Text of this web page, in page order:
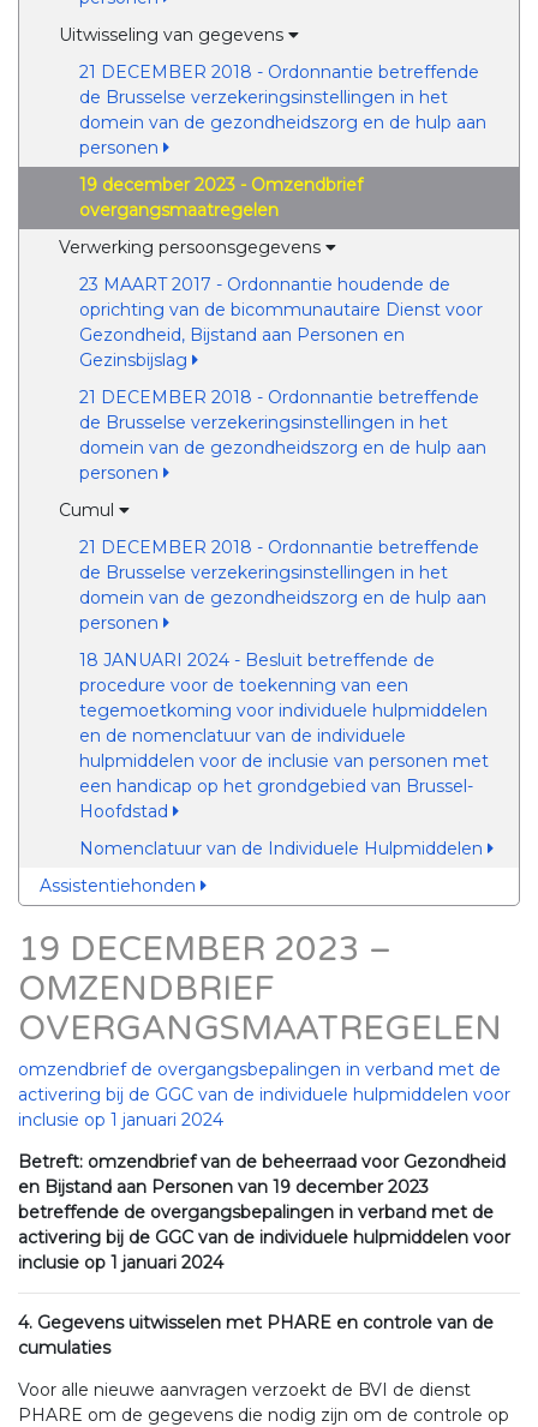
Uitwisseling van gegevens
21 DECEMBER 2018 - Ordonnantie betreffende
de Brusselse verzekeringsinstellingen in het
domein van de gezondheidszorg en de hulp aan
personen
19 december 2023 - Omzendbrief
overgangsmaatregelen
Verwerking persoonsgegevens
23 MAART 2017 - Ordonnantie houdende de
oprichting van de bicommunautaire Dienst voor
Gezondheid, Bijstand aan Personen en
Gezinsbijslag
21 DECEMBER 2018 - Ordonnantie betreffende
de Brusselse verzekeringsinstellingen in het
domein van de gezondheidszorg en de hulp aan
personen
Cumul
21 DECEMBER 2018 - Ordonnantie betreffende
de Brusselse verzekeringsinstellingen in het
domein van de gezondheidszorg en de hulp aan
personen
18 JANUARI 2024 - Besluit betreffende de
procedure voor de toekenning van een
tegemoetkoming voor individuele hulpmiddelen
en de nomenclatuur van de individuele
hulpmiddelen voor de inclusie van personen met
een handicap op het grondgebied van Brussel-
Hoofdstad
Nomenclatuur van de Individuele Hulpmiddelen
Assistentiehonden
19 DECEMBER 2023 –
OMZENDBRIEF
OVERGANGSMAATREGELEN
omzendbrief de overgangsbepalingen in verband met de
activering bij de GGC van de individuele hulpmiddelen voor
inclusie op 1 januari 2024
Betreft: omzendbrief van de beheerraad voor Gezondheid
en Bijstand aan Personen van 19 december 2023
betreffende de overgangsbepalingen in verband met de
activering bij de GGC van de individuele hulpmiddelen voor
inclusie op 1 januari 2024
4. Gegevens uitwisselen met PHARE en controle van de
cumulaties
Voor alle nieuwe aanvragen verzoekt de BVI de dienst
PHARE om de gegevens die nodig zijn om de controle op